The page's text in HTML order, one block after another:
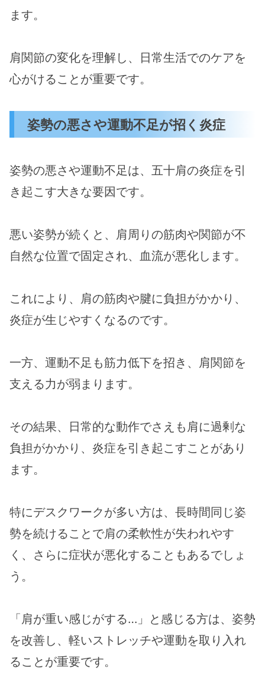
ます。
肩関節の変化を理解し、日常生活でのケアを
心がけることが重要です。
姿勢の悪さや運動不足が招く炎症
姿勢の悪さや運動不足は、五十肩の炎症を引
き起こす大きな要因です。
悪い姿勢が続くと、肩周りの筋肉や関節が不
自然な位置で固定され、血流が悪化します。
これにより、肩の筋肉や腱に負担がかかり、
炎症が生じやすくなるのです。
一方、運動不足も筋力低下を招き、肩関節を
支える力が弱まります。
その結果、日常的な動作でさえも肩に過剰な
負担がかかり、炎症を引き起こすことがあり
ます。
特にデスクワークが多い方は、長時間同じ姿
勢を続けることで肩の柔軟性が失われやす
く、さらに症状が悪化することもあるでしょ
う。
「肩が重い感じがする…」と感じる方は、姿勢
を改善し、軽いストレッチや運動を取り入れ
ることが重要です。